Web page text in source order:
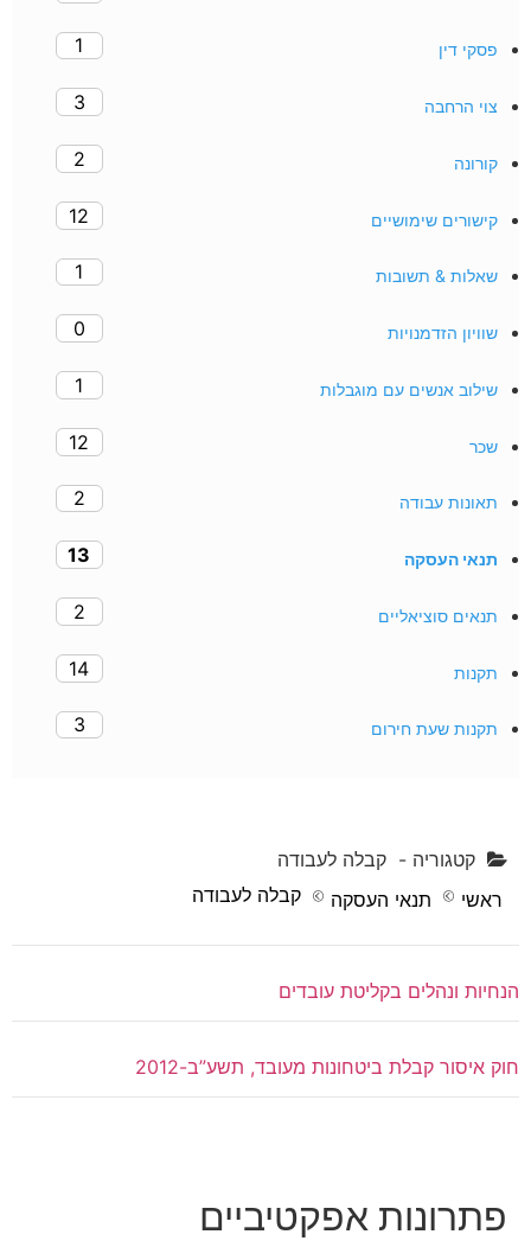
פסקי דין 1
צוי הרחבה 3
קורונה 2
קישורים שימושיים 12
שאלות & תשובות 1
שוויון הזדמנויות 0
שילוב אנשים עם מוגבלות 1
שכר 12
תאונות עבודה 2
תנאי העסקה 13
תנאים סוציאליים 2
תקנות 14
תקנות שעת חירום 3
קטגוריה - קבלה לעבודה
ראשי
תנאי העסקה קבלה לעבודה
הנחיות ונהלים בקליטת עובדים
חוק איסור קבלת ביטחונות מעובד, תשע”ב-2012
פתרונות אפקטיביים